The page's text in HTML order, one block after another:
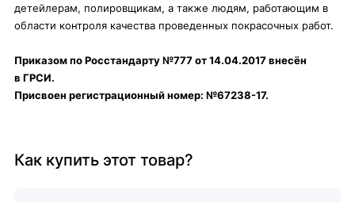
детейлерам, полировщикам, а также людям, работающим в
области контроля качества проведенных покрасочных работ.
Приказом по Росстандарту №777 от 14.04.2017 внесён
в ГРСИ.
Присвоен регистрационный номер: №67238-17.
Как купить этот товар?